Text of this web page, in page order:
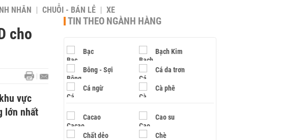
NHÂN CHUỖI - BÁN LẺ XE
cho
vực
lớn nhất
TIN THEO NGÀNH HÀNG
Bạc Bạch Kim
Bông - Sợi Cá da trơn
Cá ngừ Cà phê
Cacao Cao su
Chất dẻo Chè